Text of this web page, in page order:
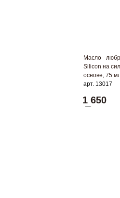
Масло -
Silicon на
основе, 75
арт. 13017
1 650